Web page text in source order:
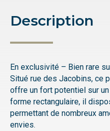
Description
En exclusivité – Bien rare
Situé rue des Jacobins, ce
offre un fort potentiel sur
forme rectangulaire, il
permettant de nombreux
envies.